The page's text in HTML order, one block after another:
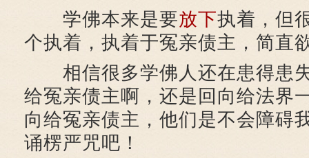
学佛本来是要放下执着，但
个执着，执着于冤亲债主，简直
相信很多学佛人还在患得患
给冤亲债主啊，还是回向给法界
向给冤亲债主，他们是不会障碍
诵楞严咒吧！